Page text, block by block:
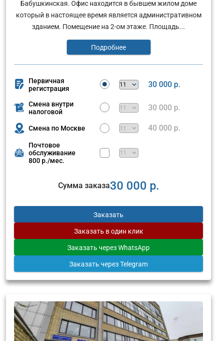
Бабушкинская. Офис находится в бывшем жилом доме
который в настоящее время является административном
зданием. Помещение на 2-ом этаже. Площадь...
Подробнее
Первичная
регистрация
30 000 р.
Смена внутри
налоговой
30 000 р.
Смена по Москве 40 000 р.
Почтовое
обслуживание
800 р./мес.
Сумма заказа30 000 р.
Заказать
Заказать в один клик
Заказать через WhatsApp
Заказать через Telegram